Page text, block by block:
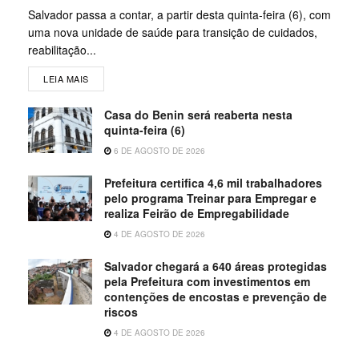
Salvador passa a contar, a partir desta quinta-feira (6), com
uma nova unidade de saúde para transição de cuidados,
reabilitação...
LEIA MAIS
Casa do Benin será reaberta nesta
quinta-feira (6)
6 DE AGOSTO DE 2026
Prefeitura certifica 4,6 mil trabalhadores
pelo programa Treinar para Empregar e
realiza Feirão de Empregabilidade
4 DE AGOSTO DE 2026
Salvador chegará a 640 áreas protegidas
pela Prefeitura com investimentos em
contenções de encostas e prevenção de
riscos
4 DE AGOSTO DE 2026